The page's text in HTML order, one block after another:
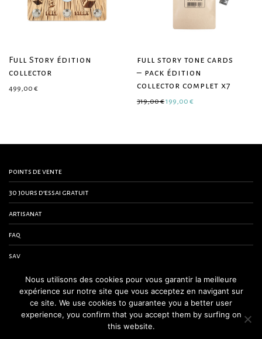
Full Story édition
collector
499,00 €
full story tone cards
– pack édition
collector complet x7
319,00€Le prix initial était : 319,00 €.
199,00 €
points de vente
30 jours d’essai gratuit
artisanat
faq
sav
contactez-nous
conditions générales de vente
mentions légales
Nous utilisons des cookies pour vous garantir la meilleure
expérience sur notre site que vous acceptez en navigant sur
ce site. We use cookies to guarantee you a better user
experience, you confirm that you accept them by surfing on
this website.